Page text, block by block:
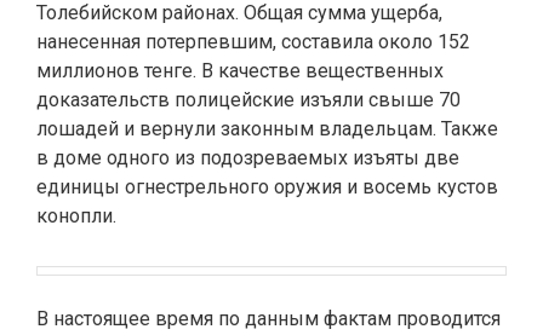
Толебийском районах. Общая сумма ущерба,
нанесенная потерпевшим, составила около 152
миллионов тенге. В качестве вещественных
доказательств полицейские изъяли свыше 70
лошадей и вернули законным владельцам. Также
в доме одного из подозреваемых изъяты две
единицы огнестрельного оружия и восемь кустов
конопли.
В настоящее время по данным фактам проводится